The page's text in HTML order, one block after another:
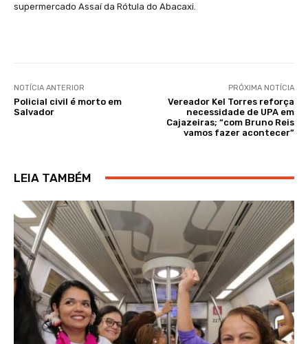
supermercado Assaí da Rótula do Abacaxi.
NOTÍCIA ANTERIOR
Policial civil é morto em
Salvador
PRÓXIMA NOTÍCIA
Vereador Kel Torres reforça
necessidade de UPA em
Cajazeiras; “com Bruno Reis
vamos fazer acontecer”
LEIA TAMBÉM